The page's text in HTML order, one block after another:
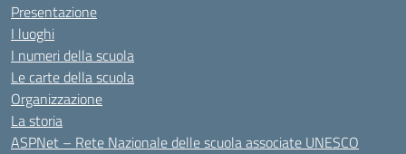
Presentazione
I luoghi
I numeri della scuola
Le carte della scuola
Organizzazione
La storia
ASPNet – Rete Nazionale delle scuola associate UNESCO